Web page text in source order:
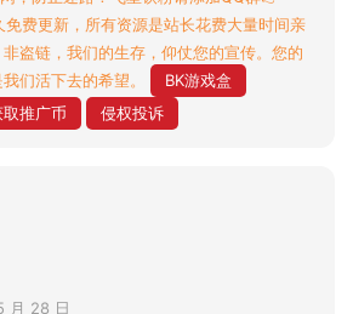
免费更新，所有资源是站长花费大量时间亲
盗链，我们的生存，仰仗您的宣传。您的
们活下去的希望。
BK游戏盒
推广币 侵权投诉
月 28 日